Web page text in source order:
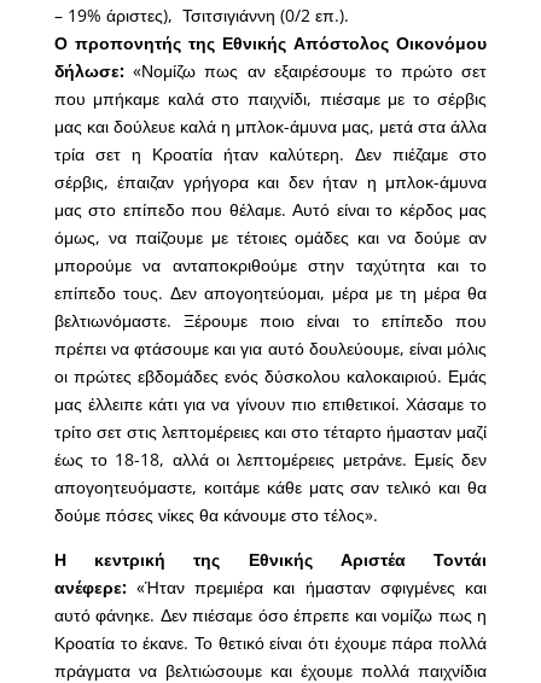
– 19% άριστες), Τσιτσιγιάννη (0/2 επ.).
Ο προπονητής της Εθνικής Απόστολος Οικονόμου
δήλωσε:«Νομίζω πως αν εξαιρέσουμε το πρώτο σετ
που μπήκαμε καλά στο παιχνίδι, πιέσαμε με το σέρβις
μας και δούλευε καλά η μπλοκ-άμυνα μας, μετά στα άλλα
τρία σετ η Κροατία ήταν καλύτερη. Δεν πιέζαμε στο
σέρβις, έπαιζαν γρήγορα και δεν ήταν η μπλοκ-άμυνα
μας στο επίπεδο που θέλαμε. Αυτό είναι το κέρδος μας
όμως, να παίζουμε με τέτοιες ομάδες και να δούμε αν
μπορούμε να ανταποκριθούμε στην ταχύτητα και το
επίπεδο τους. Δεν απογοητεύομαι, μέρα με τη μέρα θα
βελτιωνόμαστε. Ξέρουμε ποιο είναι το επίπεδο που
πρέπει να φτάσουμε και για αυτό δουλεύουμε, είναι μόλις
οι πρώτες εβδομάδες ενός δύσκολου καλοκαιριού. Εμάς
μας έλλειπε κάτι για να γίνουν πιο επιθετικοί. Χάσαμε το
τρίτο σετ στις λεπτομέρειες και στο τέταρτο ήμασταν μαζί
έως το 18-18, αλλά οι λεπτομέρειες μετράνε. Εμείς δεν
απογοητευόμαστε, κοιτάμε κάθε ματς σαν τελικό και θα
δούμε πόσες νίκες θα κάνουμε στο τέλος».
Η κεντρική της Εθνικής Αριστέα Τοντάι
ανέφερε:«Ήταν πρεμιέρα και ήμασταν σφιγμένες και
αυτό φάνηκε. Δεν πιέσαμε όσο έπρεπε και νομίζω πως η
Κροατία το έκανε. Το θετικό είναι ότι έχουμε πάρα πολλά
πράγματα να βελτιώσουμε και έχουμε πολλά παιχνίδια